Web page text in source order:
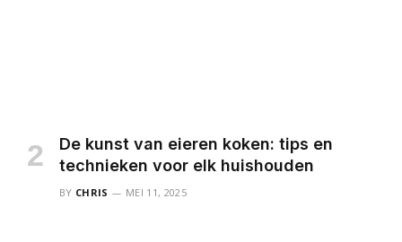
De kunst van eieren koken: tips en
technieken voor elk huishouden
BY CHRIS MEI 11, 2025